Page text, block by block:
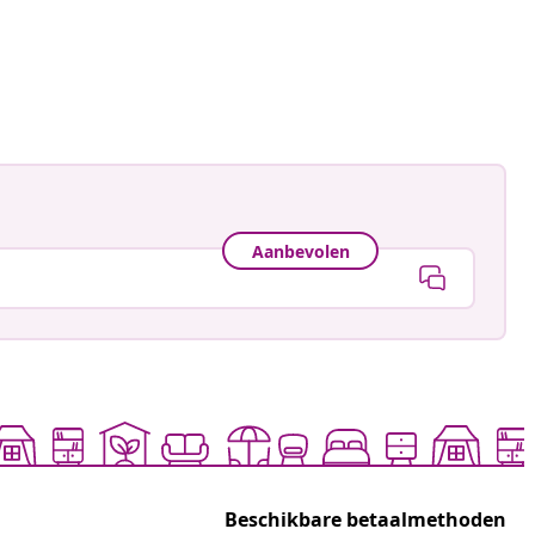
Aanbevolen
Beschikbare betaalmethoden